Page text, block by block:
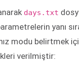
days.txt
yanı
modu belirtmek
verilmiştir: